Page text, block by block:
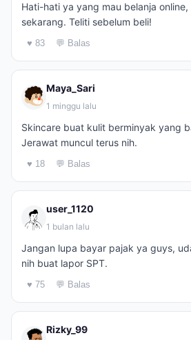
Hati-hati ya yang mau belanja
sekarang. Teliti sebelum beli!
♥ 83 💬 Balas
Maya_Sari
1 minggu lalu
Skincare buat kulit berminyak yang
Jerawat muncul terus nih.
♥ 18 💬 Balas
user_1120
1 bulan lalu
Jangan lupa bayar pajak ya guys,
nih buat lapor SPT.
♥ 75 💬 Balas
Rizky_99